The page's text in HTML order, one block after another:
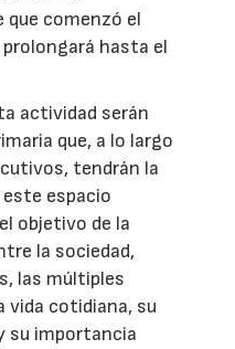
que comenzó el
prolongará hasta el
actividad serán
que, a lo largo
tendrán la
espacio
objetivo de la
la sociedad,
las múltiples
vida cotidiana, su
su importancia